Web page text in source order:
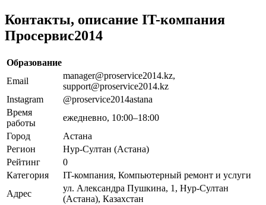
Контакты, описание IT-компания
Просервис2014
Образование
Email
manager@proservice2014.kz,
support@proservice2014.kz
Instagram
@proservice2014astana
Время
работы
ежедневно, 10:00–18:00
Город
Астана
Регион
Нур-Султан (Астана)
Рейтинг
0
Категория
IT-компания, Компьютерный ремонт и услуги
Адрес
ул. Александра Пушкина, 1, Нур-Султан
(Астана), Казахстан